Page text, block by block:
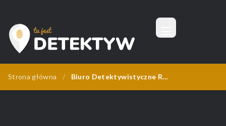
Tu Jest Detektyw
Menu
Strona główna / Biuro Detektywistyczne Relatum